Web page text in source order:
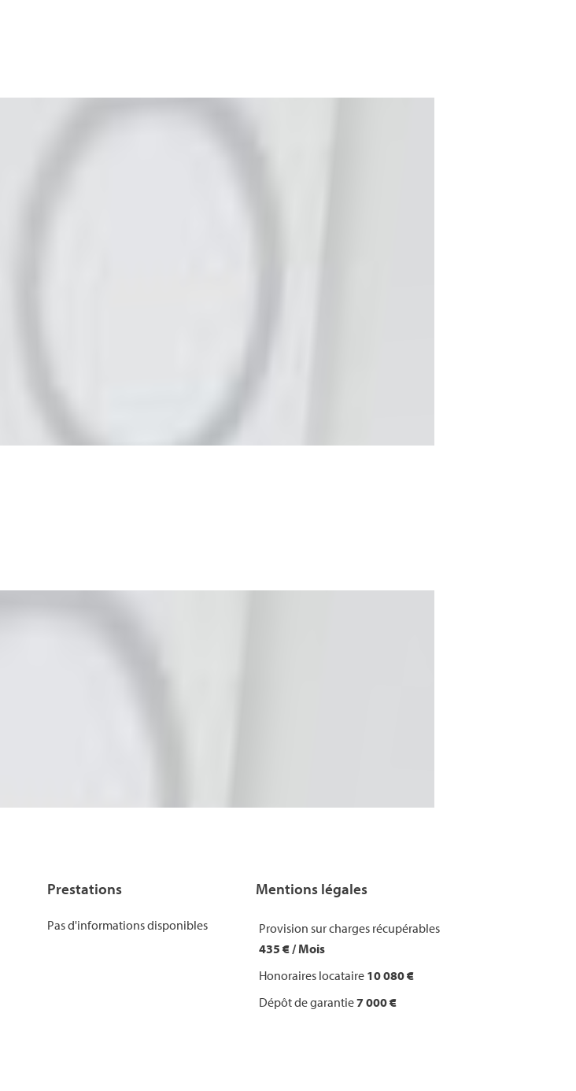
Prestations
Pas d'informations disponibles
Mentions légales
Provision sur charges récupérables
435 € / Mois
Honoraires locataire 10 080 €
Dépôt de garantie7 000 €